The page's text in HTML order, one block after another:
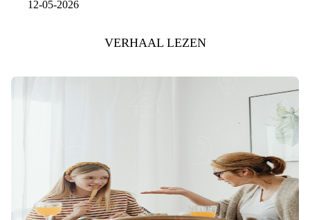
12-05-2026
VERHAAL LEZEN